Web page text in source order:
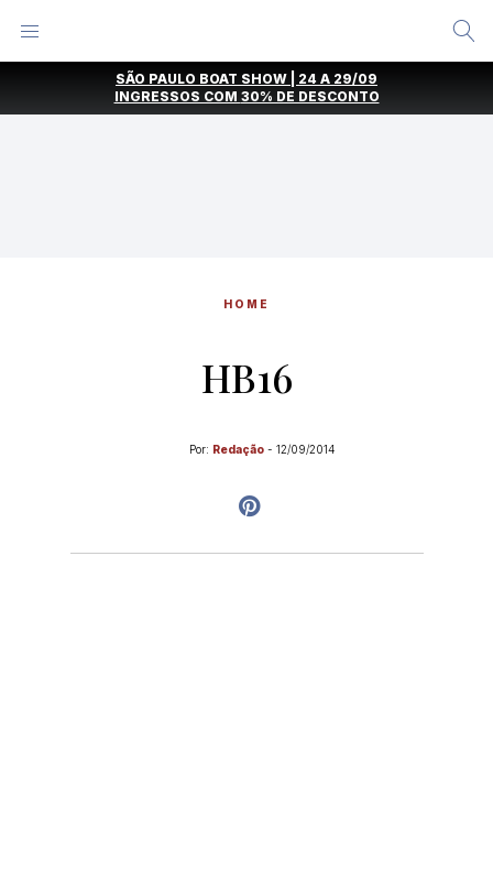
SÃO PAULO BOAT SHOW | 24 A 29/09
INGRESSOS COM 30% DE DESCONTO
HOME
HB16
Por: Redação - 12/09/2014